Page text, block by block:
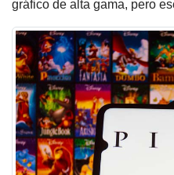
gráfico de alta gama, pero